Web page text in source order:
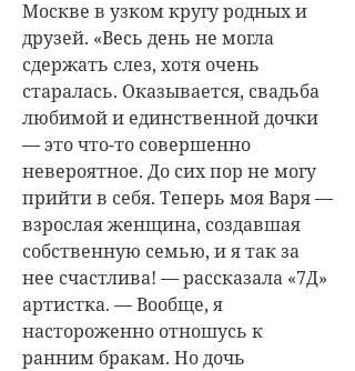
Москве в узком кругу родных и
друзей. «Весь день не могла
сдержать слез, хотя очень
старалась. Оказывается, свадьба
любимой и единственной дочки
— это что-то совершенно
невероятное. До сих пор не могу
прийти в себя. Теперь моя Варя —
взрослая женщина, создавшая
собственную семью, и я так за
нее счастлива! — рассказала «7Д»
артистка. — Вообще, я
настороженно отношусь к
ранним бракам. Но дочь